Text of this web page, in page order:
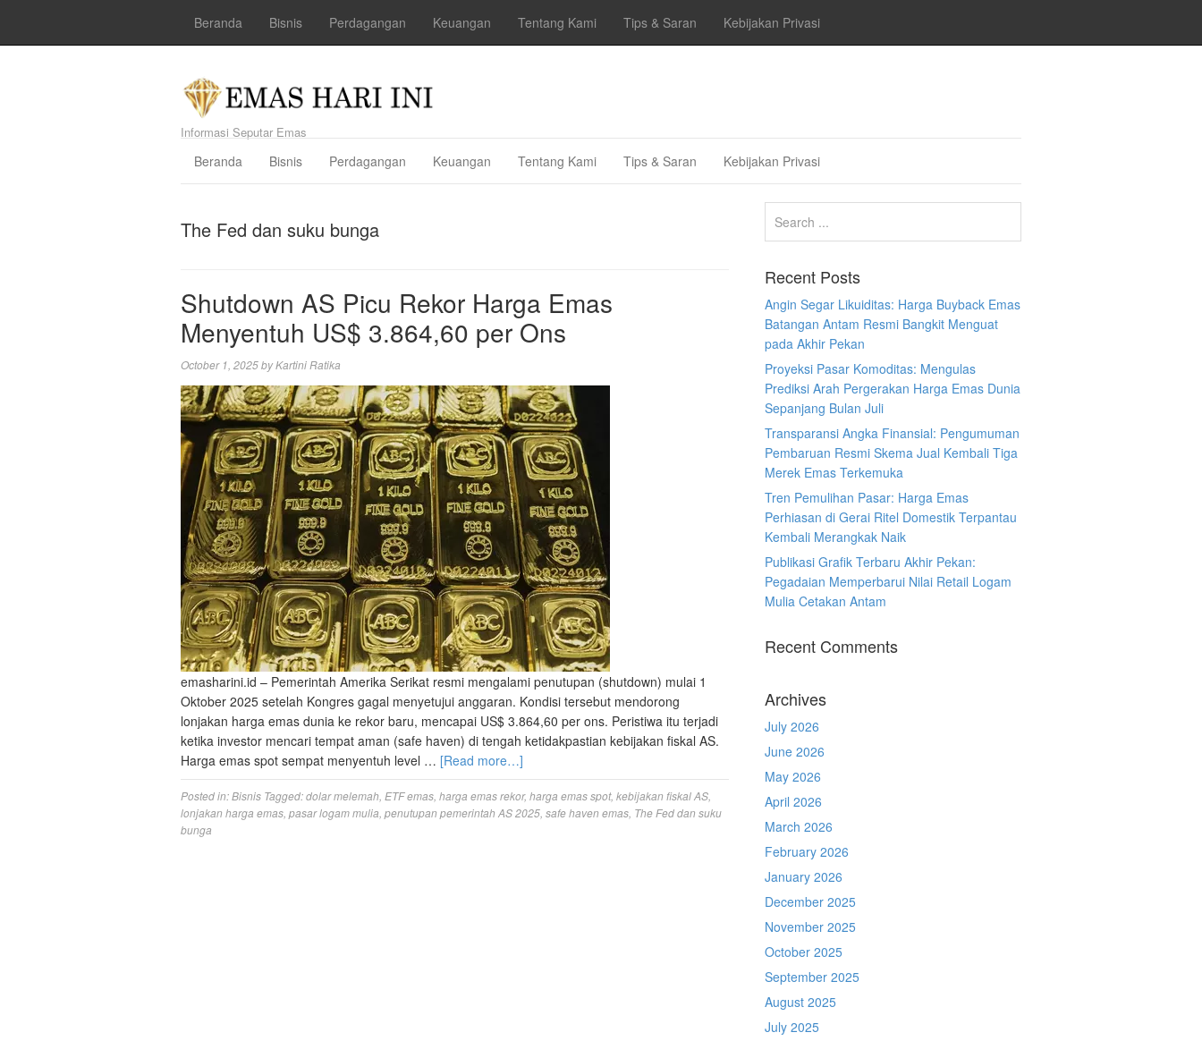
Beranda Bisnis Perdagangan Keuangan Tentang Kami Tips & Saran Kebijakan Privasi
Informasi Seputar Emas
Beranda Bisnis Perdagangan Keuangan Tentang Kami Tips & Saran Kebijakan Privasi
The Fed dan suku bunga
Shutdown AS Picu Rekor Harga Emas
Menyentuh US$ 3.864,60 per Ons
October 1, 2025byKartini Ratika
emasharini.id – Pemerintah Amerika Serikat resmi mengalami penutupan (shutdown) mulai 1
Oktober 2025 setelah Kongres gagal menyetujui anggaran. Kondisi tersebut mendorong
lonjakan harga emas dunia ke rekor baru, mencapai US$ 3.864,60 per ons. Peristiwa itu terjadi
ketika investor mencari tempat aman (safe haven) di tengah ketidakpastian kebijakan fiskal AS.
Harga emas spot sempat menyentuh level … [Read more…]
Posted in:Bisnis Tagged:dolar melemah ETF emas harga emas rekor, harga emas spot, kebijakan fiskal AS
lonjakan harga emas pasar logam mulia penutupan pemerintah AS 2025 safe haven emas The Fed dan suku
bunga
Recent Posts
Angin Segar Likuiditas: Harga Buyback Emas
Batangan Antam Resmi Bangkit Menguat
pada Akhir Pekan
Proyeksi Pasar Komoditas: Mengulas
Prediksi Arah Pergerakan Harga Emas Dunia
Sepanjang Bulan Juli
Transparansi Angka Finansial: Pengumuman
Pembaruan Resmi Skema Jual Kembali Tiga
Merek Emas Terkemuka
Tren Pemulihan Pasar: Harga Emas
Perhiasan di Gerai Ritel Domestik Terpantau
Kembali Merangkak Naik
Publikasi Grafik Terbaru Akhir Pekan:
Pegadaian Memperbarui Nilai Retail Logam
Mulia Cetakan Antam
Recent Comments
Archives
July 2026
June 2026
May 2026
April 2026
March 2026
February 2026
January 2026
December 2025
November 2025
October 2025
September 2025
August 2025
July 2025